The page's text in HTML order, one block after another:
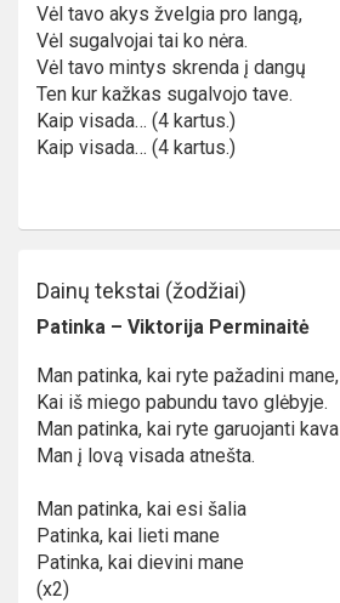
Vėl tavo akys žvelgia pro langą,
Vėl sugalvojai tai ko nėra.
Vėl tavo mintys skrenda į dangų
Ten kur kažkas sugalvojo tave.
Kaip visada… (4 kartus.)
Kaip visada… (4 kartus.)
Dainų tekstai (žodžiai)
Patinka – Viktorija Perminaitė
Man patinka, kai ryte pažadini mane,
Kai iš miego pabundu tavo glėbyje.
Man patinka, kai ryte garuojanti kava
Man į lovą visada atnešta.
Man patinka, kai esi šalia
Patinka, kai lieti mane
Patinka, kai dievini mane
(x2)